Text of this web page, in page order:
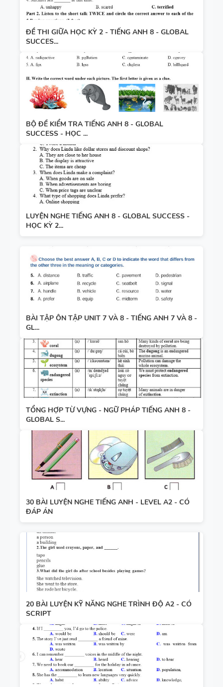
ĐỀ THI GIỮA HỌC KỲ 2 - TIẾNG ANH 8 - GLOBAL
SUCCES...
BỘ ĐỀ KIỂM TRA TIẾNG ANH 8 - GLOBAL
SUCCESS - HỌC ...
LUYỆN NGHE TIẾNG ANH 8 - GLOBAL SUCCESS -
HỌC KỲ 2...
BÀI TẬP ÔN TẬP UNIT 7 VÀ 8 - TIẾNG ANH 7 VÀ 8 -
GL...
TỔNG HỢP TỪ VỰNG - NGỮ PHÁP TIẾNG ANH 8 -
GLOBAL S...
30 BÀI LUYỆN NGHE TIẾNG ANH - LEVEL A2 - CÓ
ĐÁP ÁN
20 BÀI LUYỆN KỸ NĂNG NGHE TRÌNH ĐỘ A2 - CÓ
SCRIPT